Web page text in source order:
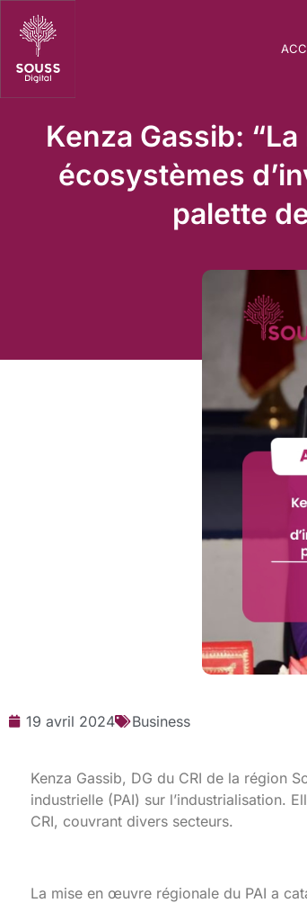
Kenza Gassib:
écosystèmes
palette
19 avril 2024 Business
Kenza Gassib, DG du CRI de la région
industrielle (PAI) sur l’industrialisation.
CRI, couvrant divers secteurs.
La mise en œuvre régionale du PAI a